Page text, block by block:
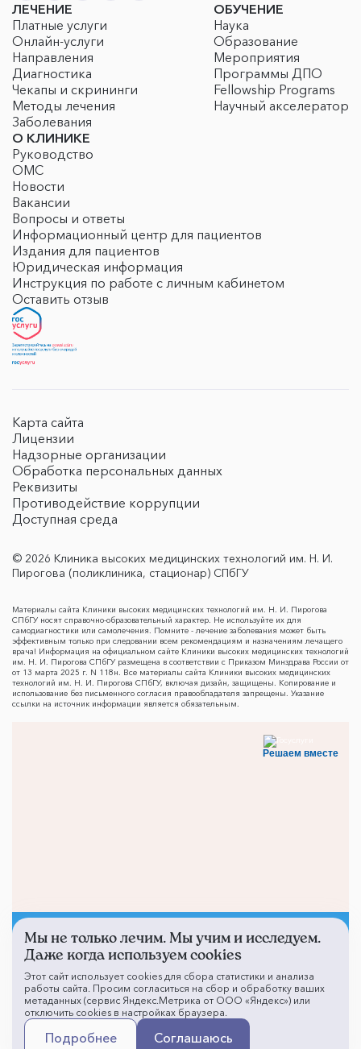
ЛЕЧЕНИЕ
Платные услуги
Онлайн-услуги
Направления
Диагностика
Чекапы и скрининги
Методы лечения
Заболевания
ОБУЧЕНИЕ
Наука
Образование
Мероприятия
Программы ДПО
Fellowship Programs
Научный акселератор
О КЛИНИКЕ
Руководство
ОМС
Новости
Вакансии
Вопросы и ответы
Информационный центр для пациентов
Издания для пациентов
Юридическая информация
Инструкция по работе с личным кабинетом
Оставить отзыв
Карта сайта
Лицензии
Надзорные организации
Обработка персональных данных
Реквизиты
Противодействие коррупции
Доступная среда
© 2026 Клиника высоких медицинских технологий им. Н. И.
Пирогова (поликлиника, стационар) СПбГУ
Материалы сайта Клиники высоких медицинских технологий им. Н. И. Пирогова
СПбГУ носят справочно-образовательный характер. Не используйте их для
самодиагностики или самолечения. Помните - лечение заболевания может быть
эффективным только при следовании всем рекомендациям и назначениям лечащего
врача! Информация на официальном сайте Клиники высоких медицинских технологий
им. Н. И. Пирогова СПбГУ размещена в соответствии с Приказом Минздрава России от
от 13 марта 2025 г. N 118н. Все материалы сайта Клиники высоких медицинских
технологий им. Н. И. Пирогова СПбГУ, включая дизайн, защищены. Копирование и
использование без письменного согласия правообладателя запрещены. Указание
ссылки на источник информации является обязательным.
Решаем вместе
Не смогли записаться к
врачу?
Написать о проблеме
Мы не только лечим. Мы учим и исследуем.
Даже когда используем cookies
Этот сайт использует cookies для сбора статистики и анализа
работы сайта. Просим согласиться на сбор и обработку ваших
метаданных (сервис Яндекс.Метрика от ООО «Яндекс») или
отключить cookies в настройках браузера.
Подробнее Соглашаюсь